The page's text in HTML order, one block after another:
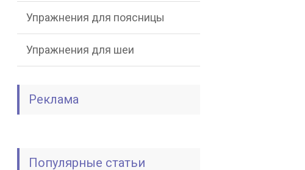
Упражнения для поясницы
Упражнения для шеи
Реклама
Популярные статьи